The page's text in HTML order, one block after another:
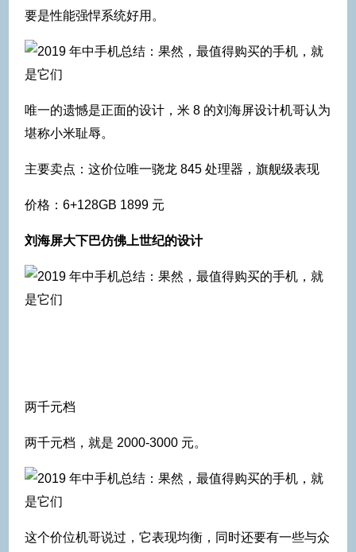
要是性能强悍系统好用。
唯一的遗憾是正面的设计，米 8 的刘海屏设计机哥认为
堪称小米耻辱。
主要卖点：这价位唯一骁龙 845 处理器，旗舰级表现
价格：6+128GB 1899 元
刘海屏大下巴仿佛上世纪的设计
两千元档
两千元档，就是 2000-3000 元。
这个价位机哥说过，它表现均衡，同时还要有一些与众